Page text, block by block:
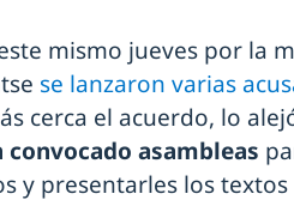
mismo jueves por la
se lanzaron varias
cerca el acuerdo, lo
asambleas
y presentarles los